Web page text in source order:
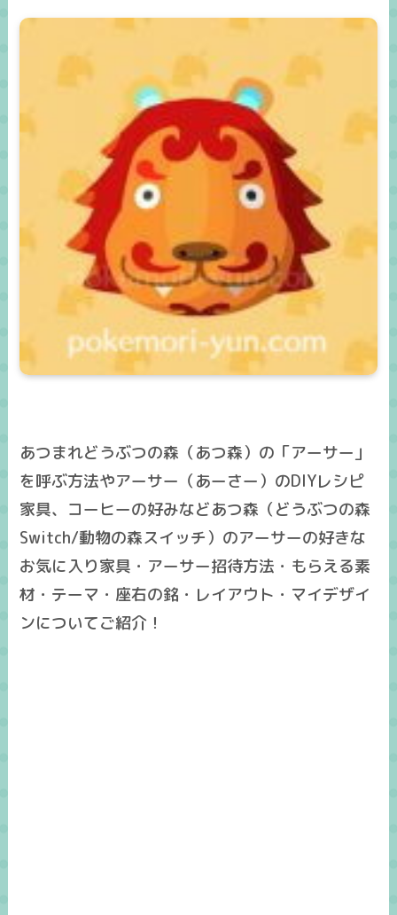
あつまれどうぶつの森（あつ森）の「アーサー」
を呼ぶ方法やアーサー（あーさー）のDIYレシピ
家具、コーヒーの好みなどあつ森（どうぶつの森
Switch/動物の森スイッチ）のアーサーの好きな
お気に入り家具・アーサー招待方法・もらえる素
材・テーマ・座右の銘・レイアウト・マイデザイ
ンについてご紹介！